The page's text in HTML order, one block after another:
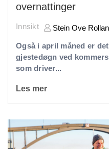
overnattinger
Innsikt Stein Ove
Også i april måned er
gjestedøgn ved
som driver...
Les mer